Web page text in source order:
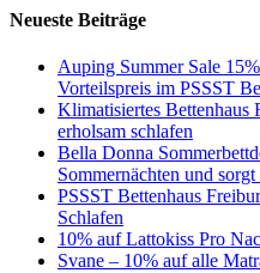
Neueste Beiträge
Auping Summer Sale
Vorteilspreis im PSSST
Klimatisiertes Bettenhaus
erholsam schlafen
Bella Donna
Sommernächten und
PSSST Bettenhaus
Schlafen
10% auf Lattokiss Pro
Svane – 10% auf alle